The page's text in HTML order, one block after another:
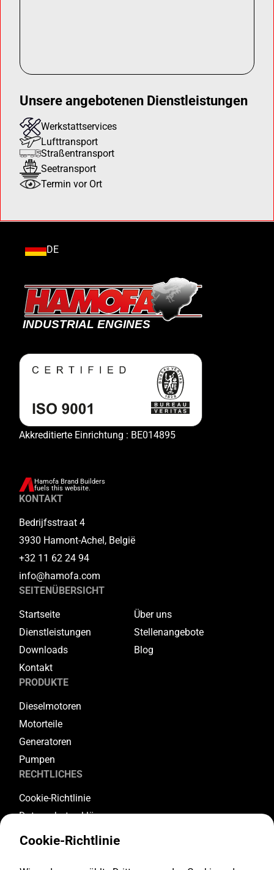
Unsere angebotenen Dienstleistungen
Werkstattservices
Lufttransport
Straßentransport
Seetransport
Termin vor Ort
DE
Akkreditierte Einrichtung : BE014895
Hamofa Brand Builders
fuels this website.
KONTAKT
Bedrijfsstraat 4
3930 Hamont-Achel, België
+32 11 62 24 94
info@hamofa.com
SEITENÜBERSICHT
Startseite
Über uns
Dienstleistungen
Stellenangebote
Downloads
Blog
Kontakt
PRODUKTE
Dieselmotoren
Motorteile
Generatoren
Pumpen
RECHTLICHES
Cookie-Richtlinie
Datenschutzerklärung
Allgemeine Geschäftsbedingungen
Cookie-Richtlinie